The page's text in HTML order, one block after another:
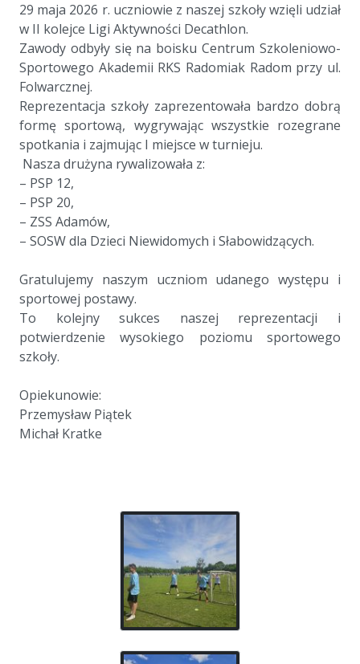
29 maja 2026 r. uczniowie z naszej szkoły wzięli udział
w II kolejce Ligi Aktywności Decathlon.
Zawody odbyły się na boisku Centrum Szkoleniowo-
Sportowego Akademii RKS Radomiak Radom przy ul.
Folwarcznej.
Reprezentacja szkoły zaprezentowała bardzo dobrą
formę sportową, wygrywając wszystkie rozegrane
spotkania i zajmując I miejsce w turnieju.
Nasza drużyna rywalizowała z:
– PSP 12,
– PSP 20,
– ZSS Adamów,
– SOSW dla Dzieci Niewidomych i Słabowidzących.
Gratulujemy naszym uczniom udanego występu i
sportowej postawy.
To kolejny sukces naszej reprezentacji i
potwierdzenie wysokiego poziomu sportowego
szkoły.
Opiekunowie:
Przemysław Piątek
Michał Kratke